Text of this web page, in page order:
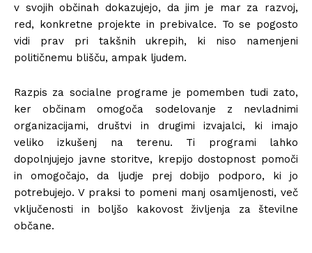
v svojih občinah dokazujejo, da jim je mar za razvoj,
red, konkretne projekte in prebivalce. To se pogosto
vidi prav pri takšnih ukrepih, ki niso namenjeni
političnemu blišču, ampak ljudem.
Razpis za socialne programe je pomemben tudi zato,
ker občinam omogoča sodelovanje z nevladnimi
organizacijami, društvi in drugimi izvajalci, ki imajo
veliko izkušenj na terenu. Ti programi lahko
dopolnjujejo javne storitve, krepijo dostopnost pomoči
in omogočajo, da ljudje prej dobijo podporo, ki jo
potrebujejo. V praksi to pomeni manj osamljenosti, več
vključenosti in boljšo kakovost življenja za številne
občane.